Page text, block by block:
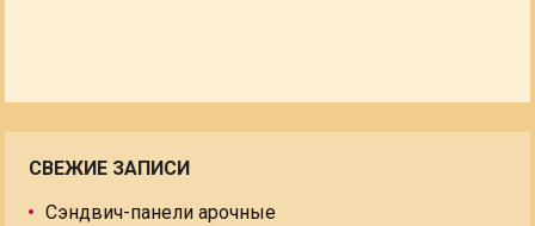
СВЕЖИЕ ЗАПИСИ
Сэндвич-панели арочные